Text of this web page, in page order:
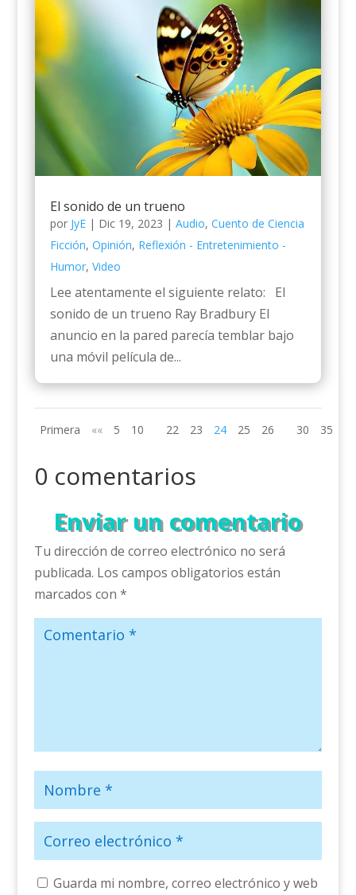
El sonido de un trueno
por JyE| Dic 19, 2023 | Audio, Cuento de Ciencia
Ficción, Opinión, Reflexión - Entretenimiento -
Humor, Video
Lee atentamente el siguiente relato: El
sonido de un trueno Ray Bradbury El
anuncio en la pared parecía temblar bajo
una móvil película de...
Primera «« 5 10 22 23 24 25 26 30 35
0 comentarios
Enviar un comentario
Tu dirección de correo electrónico no será
publicada. Los campos obligatorios están
marcados con *
Guarda mi nombre, correo electrónico y web